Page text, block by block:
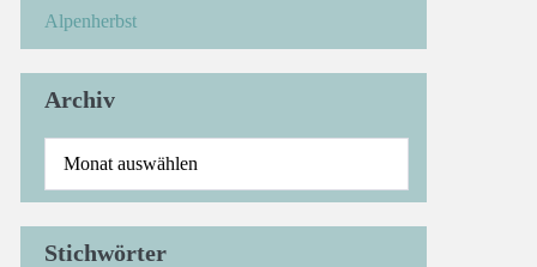
Alpenherbst
Archiv
Stichwörter